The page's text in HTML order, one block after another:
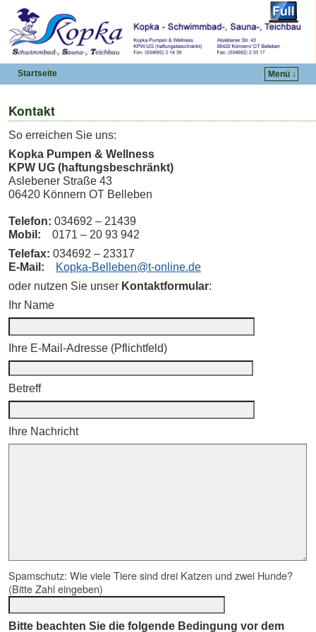
Startseite
Menü ↓
Kontakt
So erreichen Sie uns:
Kopka Pumpen & Wellness
KPW UG (haftungsbeschränkt)
Aslebener Straße 43
06420 Könnern OT Belleben
Telefon: 034692 – 21439
Mobil: 0171 – 20 93 942
Telefax: 034692 – 23317
E-Mail:
Kopka-Belleben@t-online.de
oder nutzen Sie unser Kontaktformular:
Ihr Name
Ihre E-Mail-Adresse (Pflichtfeld)
Betreff
Ihre Nachricht
Spamschutz: Wie viele Tiere sind drei Katzen und zwei Hunde?
(Bitte Zahl eingeben)
Bitte beachten Sie die folgende Bedingung vor dem